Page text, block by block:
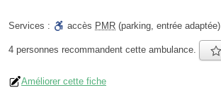
Services : accès PMR (parking, entrée adaptée)
4 personnes recommandent cette ambulance.
Améliorer cette fiche